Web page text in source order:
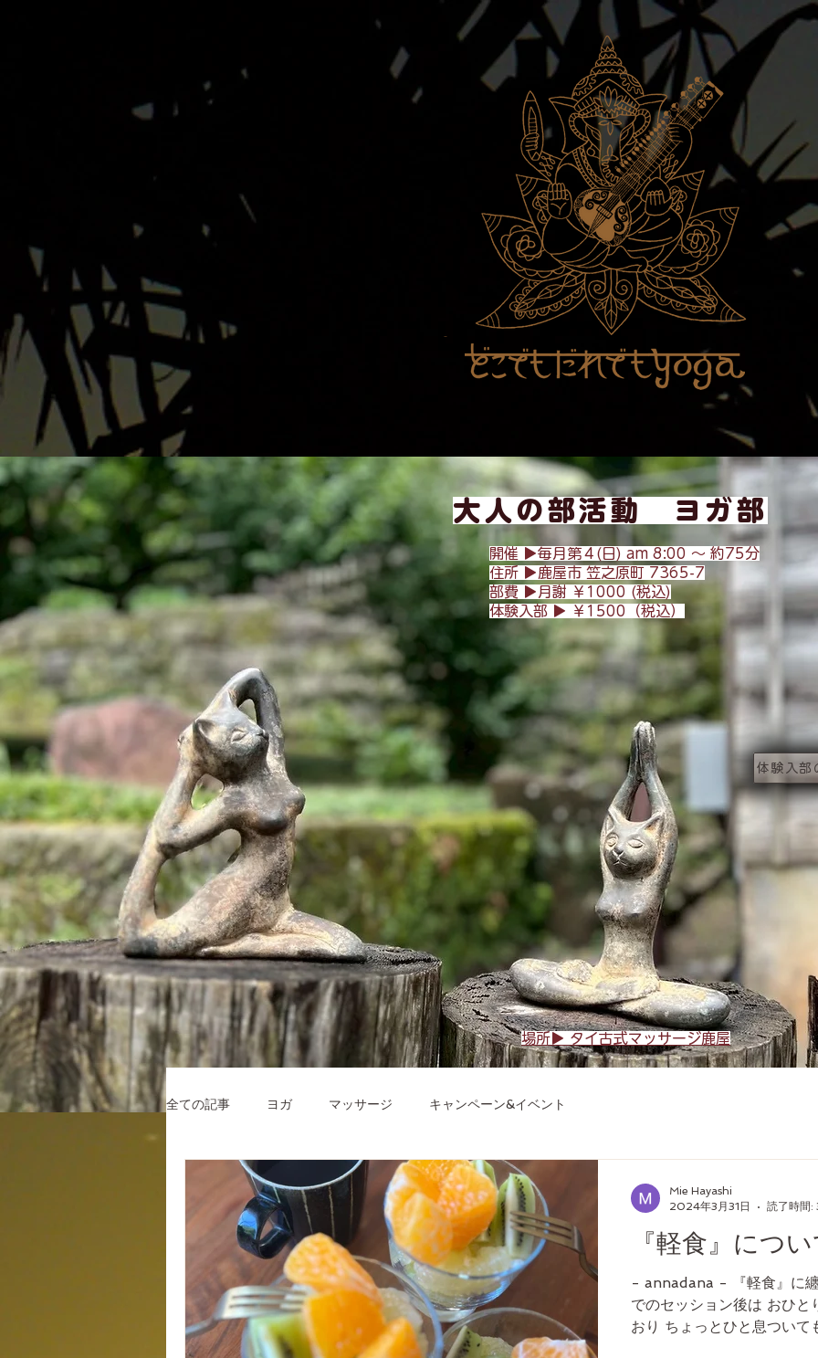
大人の部活動 ヨガ部
開催 ▶︎毎月第４(日) am 8:00 〜 約75分
​住所 ▶︎鹿屋市 笠之原町 7365-7
​部費 ▶︎月謝 ￥1000 (税込)
体験入部 ▶︎ ￥1500（税込）
体験入部
場所▶︎ タイ古式マッサージ鹿屋
全ての記事 ヨガ マッサージ キャンペーン&イベント
鹿屋ヨガスタジオ タイ古式マッサージ鹿屋を建てるまでの道のり
『軽食』につ
- annadana - 『軽食』に
でのセッション後は おひと
おり ちょっとひと息つい
Mie Hayashi
2024年3月31日
読了時間: